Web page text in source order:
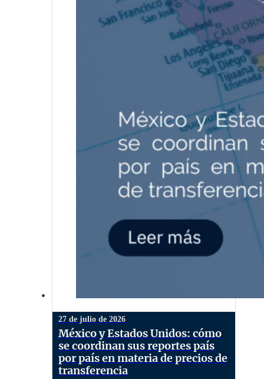
27 de julio de 2026
México y Estados Unidos: cómo
se coordinan sus reportes país
por país en materia de precios de
transferencia